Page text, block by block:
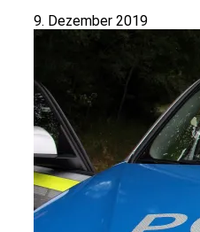
9. Dezember 2019